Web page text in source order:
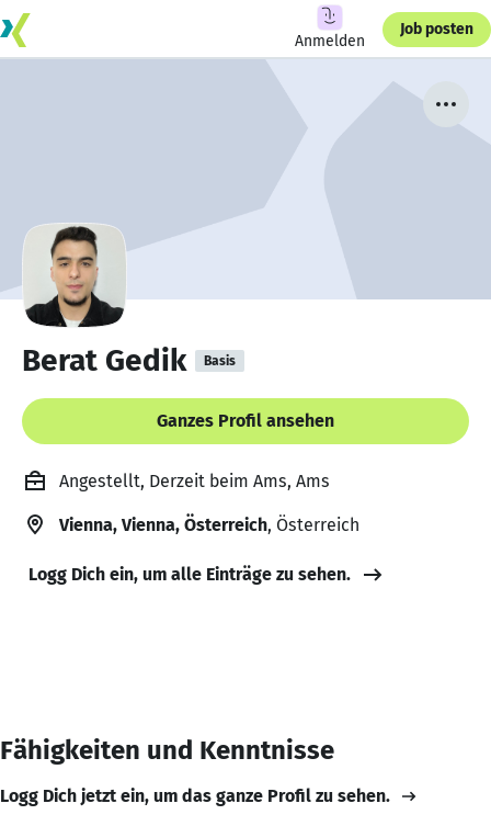
Anmelden
Job posten
Berat Gedik Basis
Ganzes Profil ansehen
Angestellt, Derzeit beim Ams, Ams
Vienna, Vienna, Österreich, Österreich
Logg Dich ein, um alle Einträge zu sehen.
Fähigkeiten und Kenntnisse
Logg Dich jetzt ein, um das ganze Profil zu sehen.